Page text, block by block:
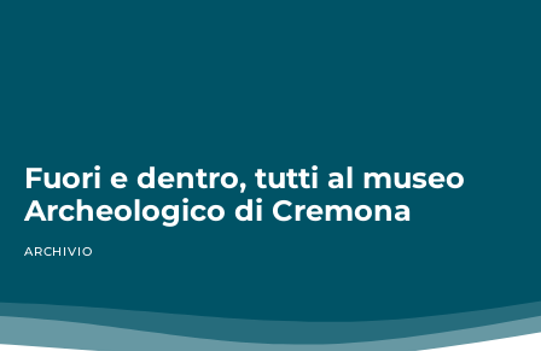
Fuori e dentro, tutti al museo
Archeologico di Cremona
ARCHIVIO